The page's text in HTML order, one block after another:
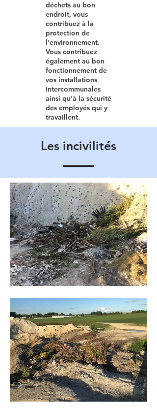
déchets au bon
endroit, vous
contribuez à la
protection de
l'environnement.
Vous contribuez
également au bon
fonctionnement de
vos installations
intercommunales
ainsi qu'à la sécurité
des employés qui y
travaillent.
Les incivilités